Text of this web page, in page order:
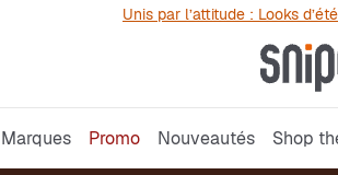
Unis par l’attitude : Looks
Marques Promo Nouveautés Shop